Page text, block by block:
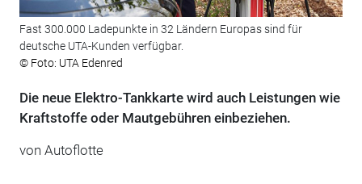
Fast 300.000 Ladepunkte in 32 Ländern Europas sind für
deutsche UTA-Kunden verfügbar.
© Foto: UTA Edenred
Die neue Elektro-Tankkarte wird auch Leistungen wie
Kraftstoffe oder Mautgebühren einbeziehen.
von Autoflotte